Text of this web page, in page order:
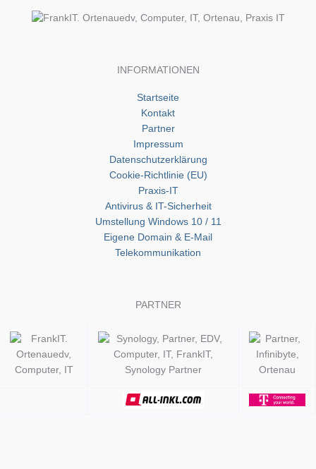
INFORMATIONEN
Startseite
Kontakt
Partner
Impressum
Datenschutzerklärung
Cookie-Richtlinie (EU)
Praxis-IT
Antivirus & IT-Sicherheit
Umstellung Windows 10 / 11
Eigene Domain & E-Mail
Telekommunikation
PARTNER